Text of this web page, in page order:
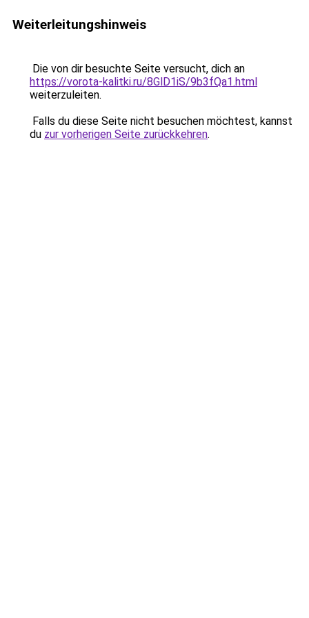
Weiterleitungshinweis
Die von dir besuchte Seite versucht, dich an
https://vorota-kalitki.ru/8GlD1iS/9b3fQa1.html
weiterzuleiten.
Falls du diese Seite nicht besuchen möchtest, kannst
du zur vorherigen Seite zurückkehren.